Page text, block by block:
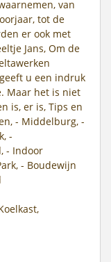
van
tot de
er ook met
Jans, Om de
u een indruk
Maar het is niet
is, er is, Tips en
- Middelburg, -
-
- Indoor
- Boudewijn